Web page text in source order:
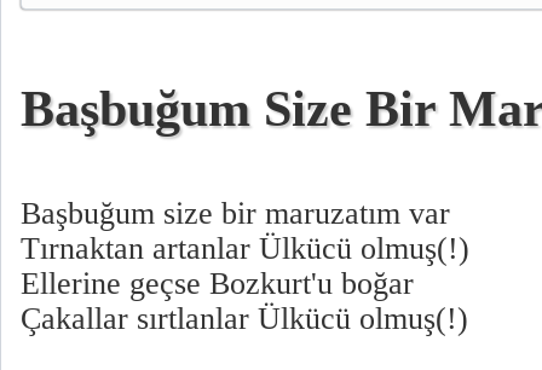
Başbuğum Size Bir
Başbuğum size bir maruzatım var
Tırnaktan artanlar Ülkücü olmuş(!)
Ellerine geçse Bozkurt'u boğar
Çakallar sırtlanlar Ülkücü olmuş(!)